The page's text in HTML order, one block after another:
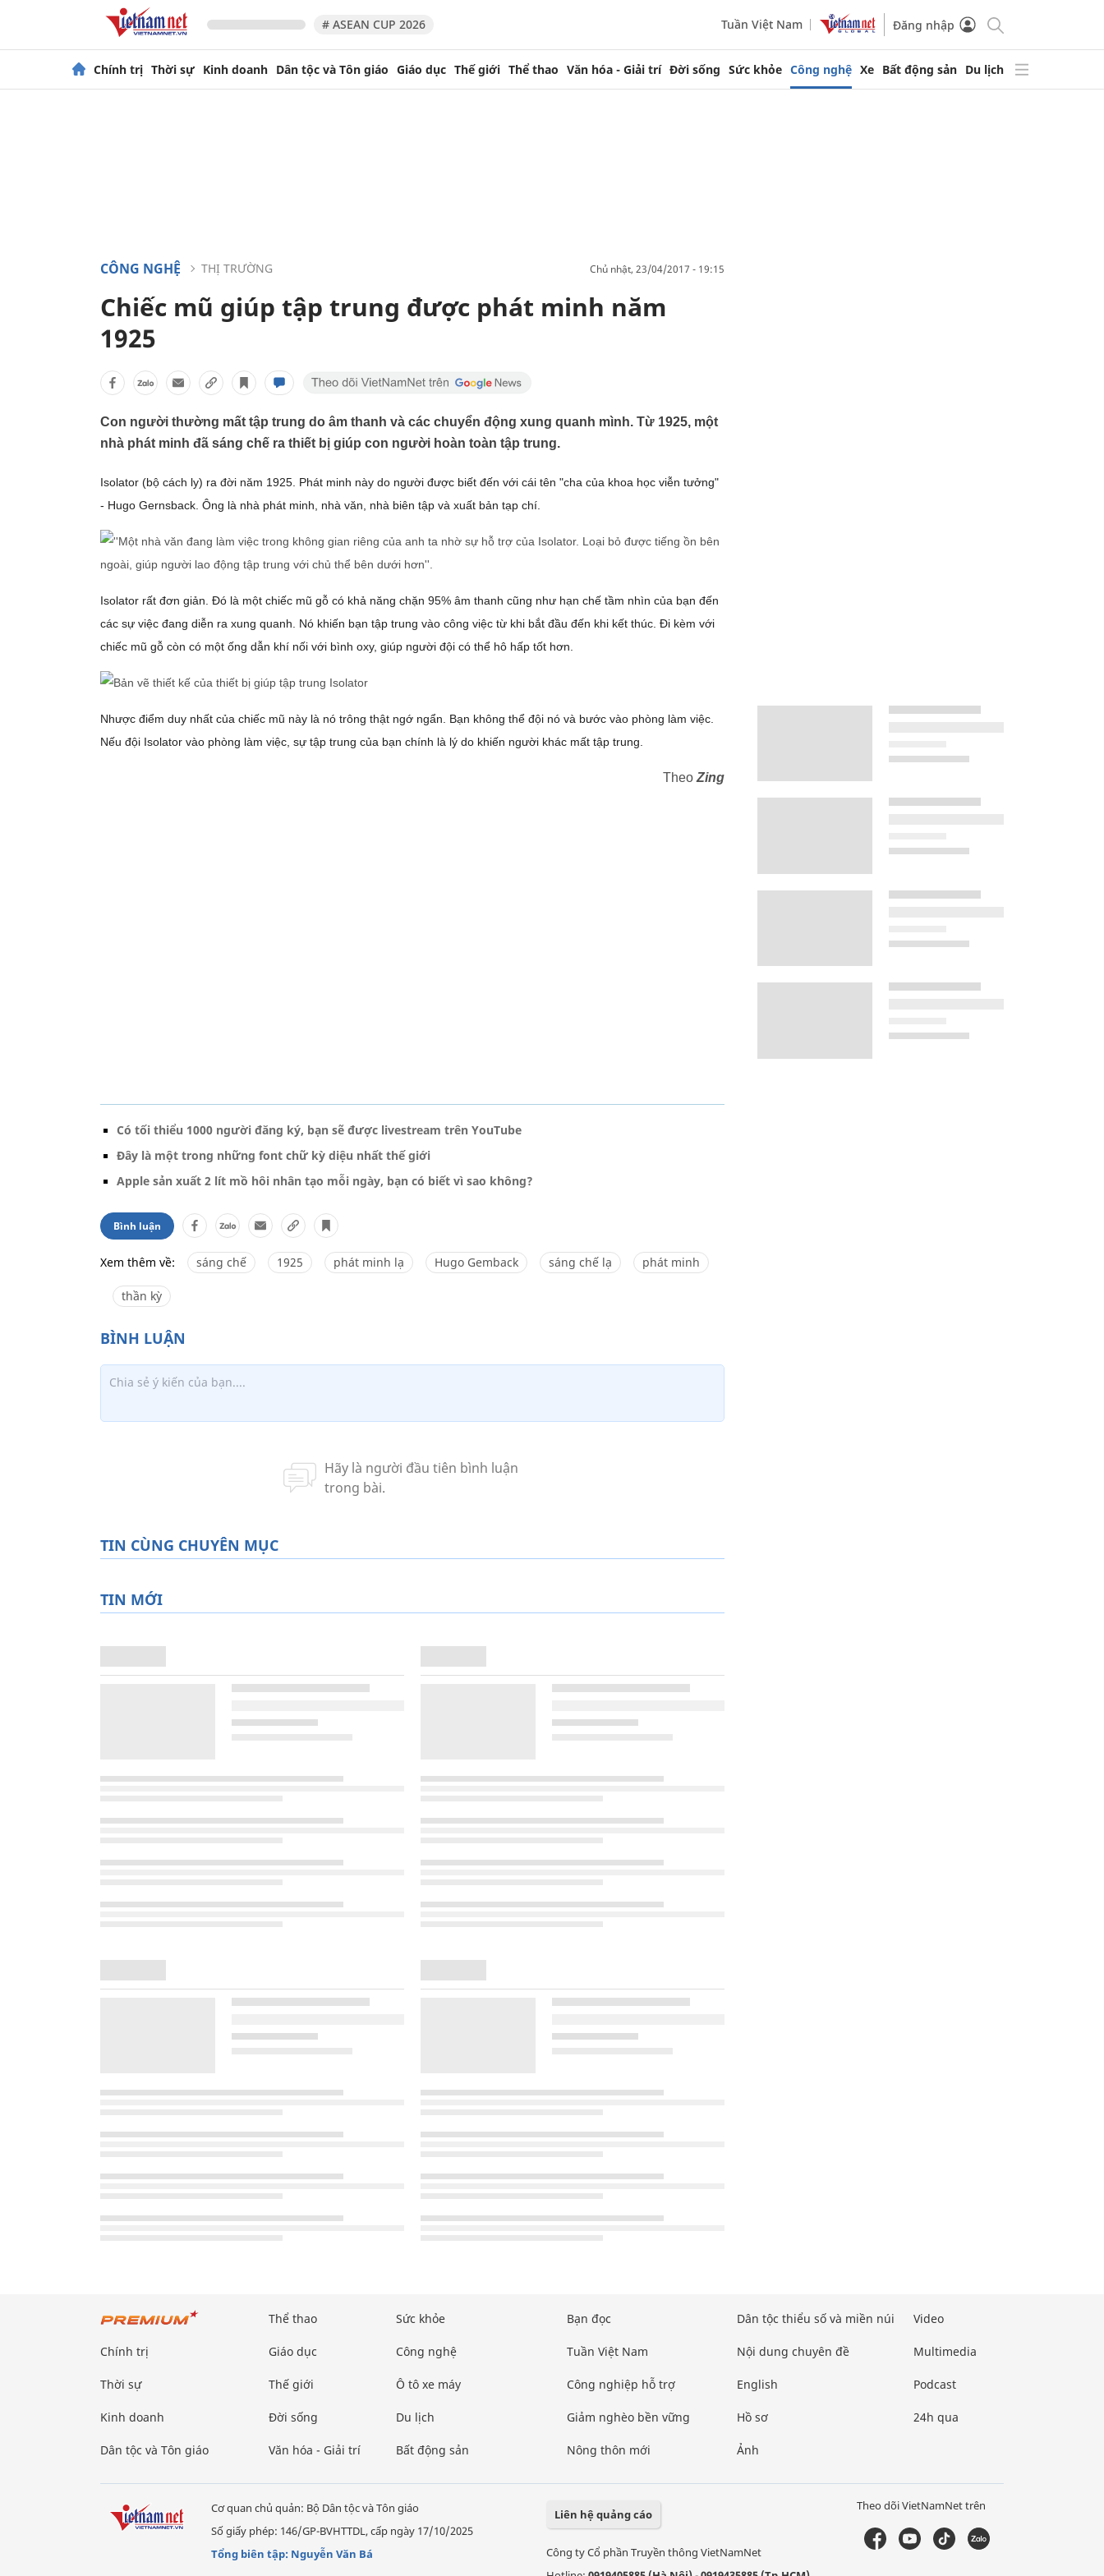
# ASEAN CUP 2026 Tuần Việt Nam Đăng nhập
Chính trị Thời sự Kinh doanh Dân tộc và Tôn giáo Giáo dục Thế giới Thể thao Văn hóa - Giải trí Đời sống Sức khỏe Công nghệ Xe Bất động sản Du lịch
CÔNG NGHỆ THỊ TRƯỜNG chủ nhật, 23/04/2017 - 19:15
Chiếc mũ giúp tập trung được phát minh năm
1925
Con người thường mất tập trung do âm thanh và các chuyển động xung quanh mình. Từ 1925, một
nhà phát minh đã sáng chế ra thiết bị giúp con người hoàn toàn tập trung.
Isolator (bộ cách ly) ra đời năm 1925. Phát minh này do người được biết đến với cái tên "cha của khoa học viễn tưởng"
- Hugo Gernsback. Ông là nhà phát minh, nhà văn, nhà biên tập và xuất bản tạp chí.
Isolator rất đơn giản. Đó là một chiếc mũ gỗ có khả năng chặn 95% âm thanh cũng như hạn chế tầm nhìn của bạn đến
các sự việc đang diễn ra xung quanh. Nó khiến bạn tập trung vào công việc từ khi bắt đầu đến khi kết thúc. Đi kèm với
chiếc mũ gỗ còn có một ống dẫn khí nối với bình oxy, giúp người đội có thể hô hấp tốt hơn.
Nhược điểm duy nhất của chiếc mũ này là nó trông thật ngớ ngẩn. Bạn không thể đội nó và bước vào phòng làm việc.
Nếu đội Isolator vào phòng làm việc, sự tập trung của bạn chính là lý do khiến người khác mất tập trung.
Theo Zing
Có tối thiểu 1000 người đăng ký, bạn sẽ được livestream trên YouTube
Đây là một trong những font chữ kỳ diệu nhất thế giới
Apple sản xuất 2 lít mồ hôi nhân tạo mỗi ngày, bạn có biết vì sao không?
Bình luận
Xem thêm về: sáng chế 1925 phát minh lạ Hugo Gemback sáng chế lạ phát minh
thần kỳ
TIN CÙNG CHUYÊN MỤC
TIN MỚI
Chính trị
Thời sự
Kinh doanh
Dân tộc và Tôn giáo
Thể thao
Giáo dục
Thế giới
Đời sống
Văn hóa - Giải trí
Sức khỏe
Công nghệ
Ô tô xe máy
Du lịch
Bất động sản
Bạn đọc
Tuần Việt Nam
Công nghiệp hỗ trợ
Giảm nghèo bền vững
Nông thôn mới
Dân tộc thiểu số và miền núi
Nội dung chuyên đề
English
Hồ sơ
Ảnh
Video
Multimedia
Podcast
24h qua
Cơ quan chủ quản: Bộ Dân tộc và Tôn giáo
Số giấy phép: 146/GP-BVHTTDL, cấp ngày 17/10/2025
Tổng biên tập: Nguyễn Văn Bá
Liên hệ quảng cáo
Công ty Cổ phần Truyền thông VietNamNet
Theo dõi VietNamNet trên